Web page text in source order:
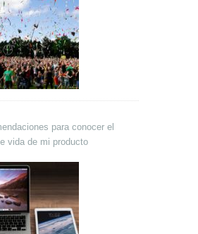
para conocer el
vida de mi producto